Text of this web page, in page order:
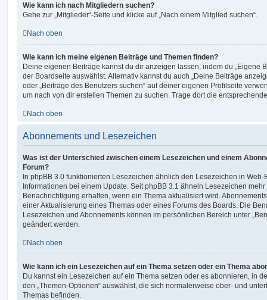
Wie kann ich nach Mitgliedern suchen?
Gehe zur „Mitglieder“-Seite und klicke auf „Nach einem Mitglied suchen“.
Nach oben
Wie kann ich meine eigenen Beiträge und Themen finden?
Deine eigenen Beiträge kannst du dir anzeigen lassen, indem du „Eigene
der Boardseite auswählst. Alternativ kannst du auch „Deine Beiträge
oder „Beiträge des Benutzers suchen“ auf deiner eigenen Profilseite
um nach von dir erstellen Themen zu suchen. Trage dort die
Nach oben
Abonnements und Lesezeichen
Was ist der Unterschied zwischen einem Lesezeichen und einem
Forum?
In phpBB 3.0 funktionierten Lesezeichen ähnlich den Lesezeichen in
Informationen bei einem Update. Seit phpBB 3.1 ähneln Lesezeichen
Benachrichtigung erhalten, wenn ein Thema aktualisiert wird.
einer Aktualisierung eines Themas oder eines Forums des Boards. Die
Lesezeichen und Abonnements können im persönlichen Bereich unter
geändert werden.
Nach oben
Wie kann ich ein Lesezeichen auf ein Thema setzen oder ein Thema
Du kannst ein Lesezeichen auf ein Thema setzen oder es abonnieren, in
den „Themen-Optionen“ auswählst, die sich normalerweise ober- und
Themas befinden.